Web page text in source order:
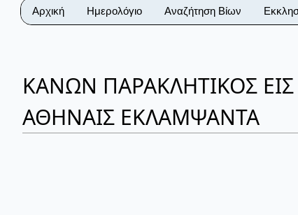
Αρχική Ημερολόγιο Αναζήτηση Βίων
ΚΑΝΩΝ ΠΑΡΑΚΛΗΤΙΚΟΣ
ΑΘΗΝΑΙΣ ΕΚΛΑΜΨΑΝΤΑ